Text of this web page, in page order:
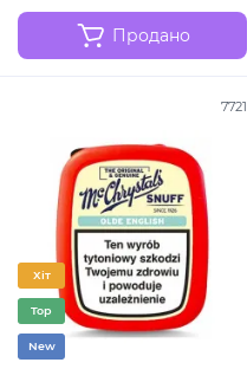
Продано
7721
Хіт
Top
New